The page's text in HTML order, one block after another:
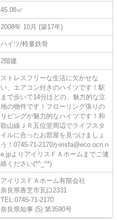
45.08㎡
2008年 10月 (築17年)
ハイツ/軽量鉄骨
2階建
ストレスフリーな生活に欠かせな
い、エアコン付きのハイツです！駅
まで歩いて14分ほどの、魅力的な立
地の物件です！フローリング張りの
リビングが魅力的なハイツです！和
歌山線ＪＲ五位堂周辺でライフスタ
イルに合ったお部屋を見つけましょ
う！0745-71-2170かirisfa@eco.ocn.n
e.jpよりアイリスＦＡホームまでご連
絡ください(*^_^*)
アイリスＦＡホーム有限会社
奈良県香芝市瓦口2331
TEL:0745-71-2170
奈良県知事 (5) 第3590号